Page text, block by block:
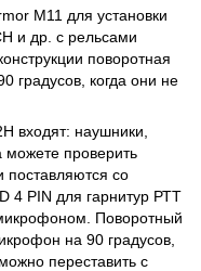
M11 для установки
и др. с рельсами
поворотная
градусов, когда они не
входят: наушники,
можете проверить
поставляются со
4 PIN для гарнитур РТТ
Поворотный
на 90 градусов,
переставить с